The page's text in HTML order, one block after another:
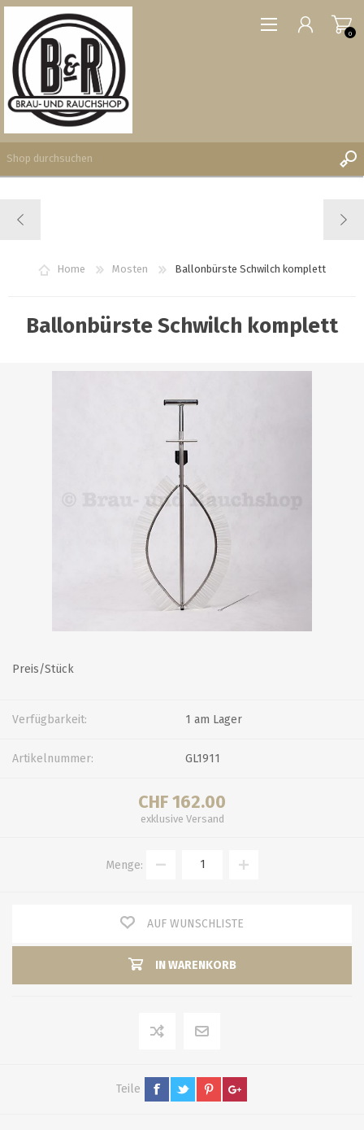
WUNSCHLISTE
0
Home Mosten Ballonbürste Schwilch komplett
Ballonbürste Schwilch komplett
Preis/Stück
Verfügbarkeit: 1 am Lager
Artikelnummer: GL1911
CHF 162.00
exklusive Versand
Menge:
AUF WUNSCHLISTE
IN WARENKORB
Teile